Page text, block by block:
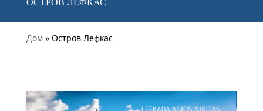
ОСТРОВ ЛЕФКАС
Дом » Остров Лефкас